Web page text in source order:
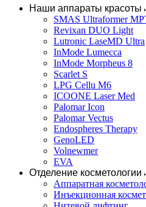
Наши аппараты красоты
SMAS Ultraformer
Revixan DUO Light
Lutronic LaseMD Ultra
InMode Lumecca
InMode Morpheus 8
Scarlet S
LPG Cellu M6
ICOONE Laser Med
Palomar Icon
Palomar Vectus
Endospheres Therapy
GenoLED
Volnewmer
EVA
Отделение косметологии
Аппаратная
Инъекционная